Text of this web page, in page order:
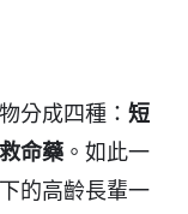
分成四種： 短
命藥 。如此一
的高齡長輩一